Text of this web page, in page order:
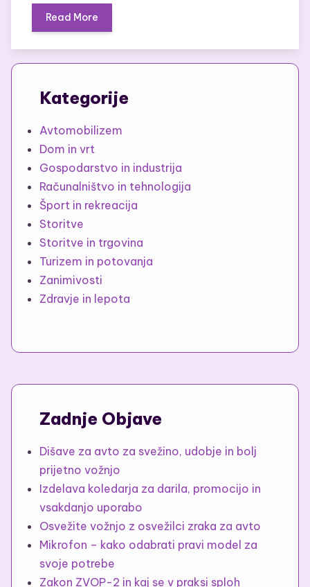
Read More
Kategorije
Avtomobilizem
Dom in vrt
Gospodarstvo in industrija
Računalništvo in tehnologija
Šport in rekreacija
Storitve
Storitve in trgovina
Turizem in potovanja
Zanimivosti
Zdravje in lepota
Zadnje Objave
Dišave za avto za svežino, udobje in bolj
prijetno vožnjo
Izdelava koledarja za darila, promocijo in
vsakdanjo uporabo
Osvežite vožnjo z osvežilci zraka za avto
Mikrofon – kako odabrati pravi model za
svoje potrebe
Zakon ZVOP-2 in kaj se v praksi sploh